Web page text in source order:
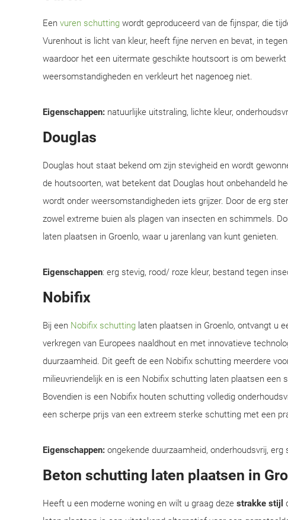
Een vuren schutting wordt geproduceerd van de fijnspar, die
Vurenhout is licht van kleur, heeft fijne nerven en bevat, in
waardoor het een uitermate geschikte houtsoort is om
weersomstandigheden en verkleurt het nagenoeg niet.
Eigenschappen: natuurlijke uitstraling, lichte kleur,
Douglas
Douglas hout staat bekend om zijn stevigheid en wordt
de houtsoorten, wat betekent dat Douglas hout onbehandeld
wordt onder weersomstandigheden iets grijzer. Door de erg
zowel extreme buien als plagen van insecten en schimmels.
laten plaatsen in Groenlo, waar u jarenlang van kunt genieten.
Eigenschappen: erg stevig, rood/ roze kleur, bestand tegen
Nobifix
Bij een Nobifix schutting laten plaatsen in Groenlo, ontvangt u
verkregen van Europees naaldhout en met innovatieve
duurzaamheid. Dit geeft de een Nobifix schutting meerdere
milieuvriendelijk en is een Nobifix schutting laten plaatsen
Bovendien is een Nobifix houten schutting volledig
een scherpe prijs van een extreem sterke schutting met een
Eigenschappen: ongekende duurzaamheid, onderhoudsvrij, erg
Beton schutting laten plaatsen in
Heeft u een moderne woning en wilt u graag deze strakke stijl